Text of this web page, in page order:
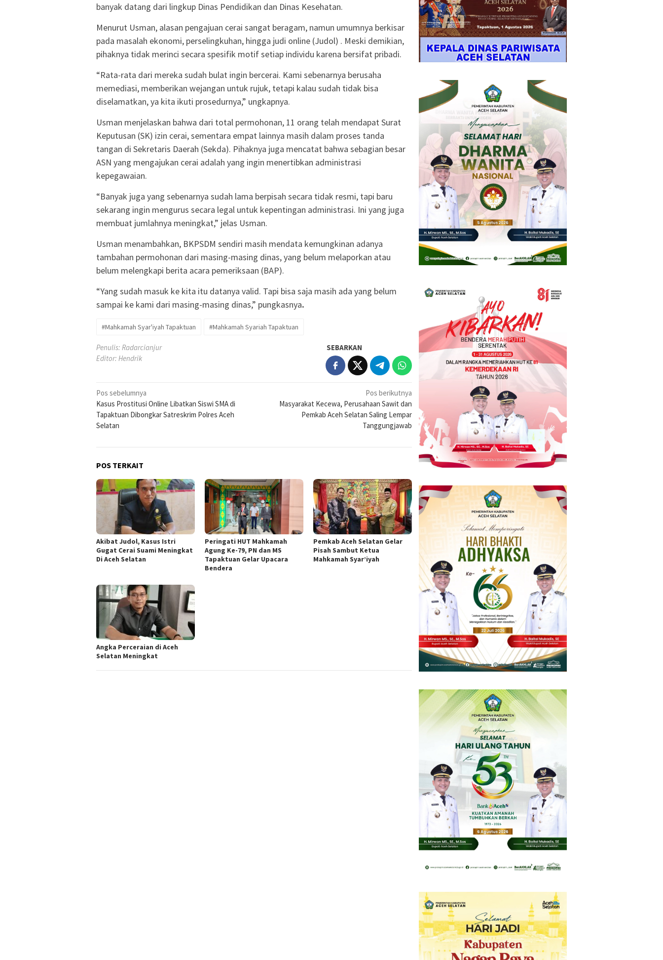
banyak datang dari lingkup Dinas Pendidikan dan Dinas Kesehatan.
Menurut Usman, alasan pengajuan cerai sangat beragam, namun umumnya berkisar
pada masalah ekonomi, perselingkuhan, hingga judi online (Judol) . Meski demikian,
pihaknya tidak merinci secara spesifik motif setiap individu karena bersifat pribadi.
“Rata-rata dari mereka sudah bulat ingin bercerai. Kami sebenarnya berusaha
memediasi, memberikan wejangan untuk rujuk, tetapi kalau sudah tidak bisa
diselamatkan, ya kita ikuti prosedurnya,” ungkapnya.
Usman menjelaskan bahwa dari total permohonan, 11 orang telah mendapat Surat
Keputusan (SK) izin cerai, sementara empat lainnya masih dalam proses tanda
tangan di Sekretaris Daerah (Sekda). Pihaknya juga mencatat bahwa sebagian besar
ASN yang mengajukan cerai adalah yang ingin menertibkan administrasi
kepegawaian.
“Banyak juga yang sebenarnya sudah lama berpisah secara tidak resmi, tapi baru
sekarang ingin mengurus secara legal untuk kepentingan administrasi. Ini yang juga
membuat jumlahnya meningkat,” jelas Usman.
Usman menambahkan, BKPSDM sendiri masih mendata kemungkinan adanya
tambahan permohonan dari masing-masing dinas, yang belum melaporkan atau
belum melengkapi berita acara pemeriksaan (BAP).
“Yang sudah masuk ke kita itu datanya valid. Tapi bisa saja masih ada yang belum
sampai ke kami dari masing-masing dinas,” pungkasnya.
#Mahkamah Syar'iyah Tapaktuan #Mahkamah Syariah Tapaktuan
Penulis: Radarcianjur
Editor: Hendrik
SEBARKAN
Navigasi
pos
Pos sebelumnya
Kasus Prostitusi Online Libatkan Siswi SMA di
Tapaktuan Dibongkar Satreskrim Polres Aceh
Selatan
Pos berikutnya
Masyarakat Kecewa, Perusahaan Sawit dan
Pemkab Aceh Selatan Saling Lempar
Tanggungjawab
POS TERKAIT
Akibat Judol, Kasus Istri
Gugat Cerai Suami Meningkat
Di Aceh Selatan
Peringati HUT Mahkamah
Agung Ke-79, PN dan MS
Tapaktuan Gelar Upacara
Bendera
Pemkab Aceh Selatan Gelar
Pisah Sambut Ketua
Mahkamah Syar’iyah
Angka Perceraian di Aceh
Selatan Meningkat